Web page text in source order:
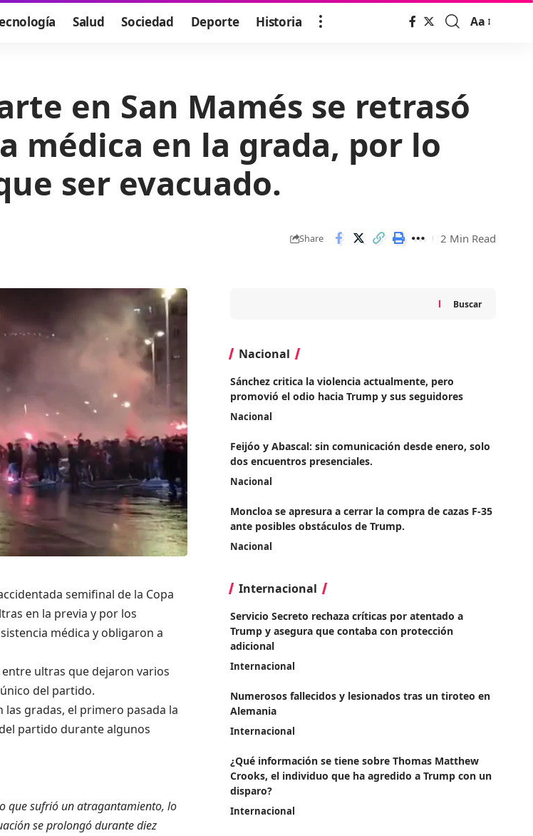
Salud Sociedad Deporte Historia
Font
Aa
en San Mamés se retrasó
médica en la grada, por lo
ser evacuado.
Share 2 Min Read
semifinal de la Copa
en la previa y por los
médica y obligaron a
ultras que dejaron varios
del partido.
gradas, el primero pasada la
partido durante algunos
que sufrió un atragantamiento, lo
se prolongó durante diez
Buscar
Nacional
Sánchez critica la violencia actualmente, pero
promovió el odio hacia Trump y sus seguidores
Nacional
Feijóo y Abascal: sin comunicación desde enero, solo
dos encuentros presenciales.
Nacional
Moncloa se apresura a cerrar la compra de cazas F-35
ante posibles obstáculos de Trump.
Nacional
Internacional
Servicio Secreto rechaza críticas por atentado a
Trump y asegura que contaba con protección
adicional
Internacional
Numerosos fallecidos y lesionados tras un tiroteo en
Alemania
Internacional
¿Qué información se tiene sobre Thomas Matthew
Crooks, el individuo que ha agredido a Trump con un
disparo?
Internacional